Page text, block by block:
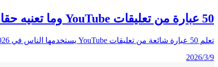
50 عبارة من تعليقات YouTube وما تعنيه حقا في 2026
تعلم 50 عبارة شائعة من تعليقات YouTube يستخدمها الناس في 2026، مع معان بسيطة، وأمثلة حقيقية، ونصائح عملية لفهم إنجليزية YouTube.
2026/3/9